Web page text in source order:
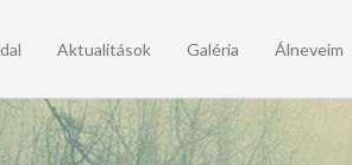
Aktualitások Galéria Álneveim